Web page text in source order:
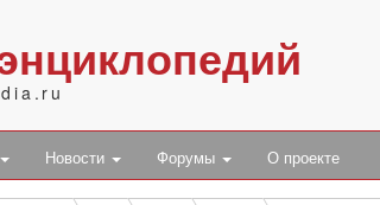
Новости Форумы О проекте